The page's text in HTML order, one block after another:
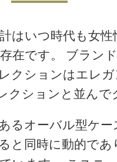
はいつ時代も女
在です。 ブラン
クションはエレガ
クションと並んで
るオーバル型ケ
と同時に動的であ